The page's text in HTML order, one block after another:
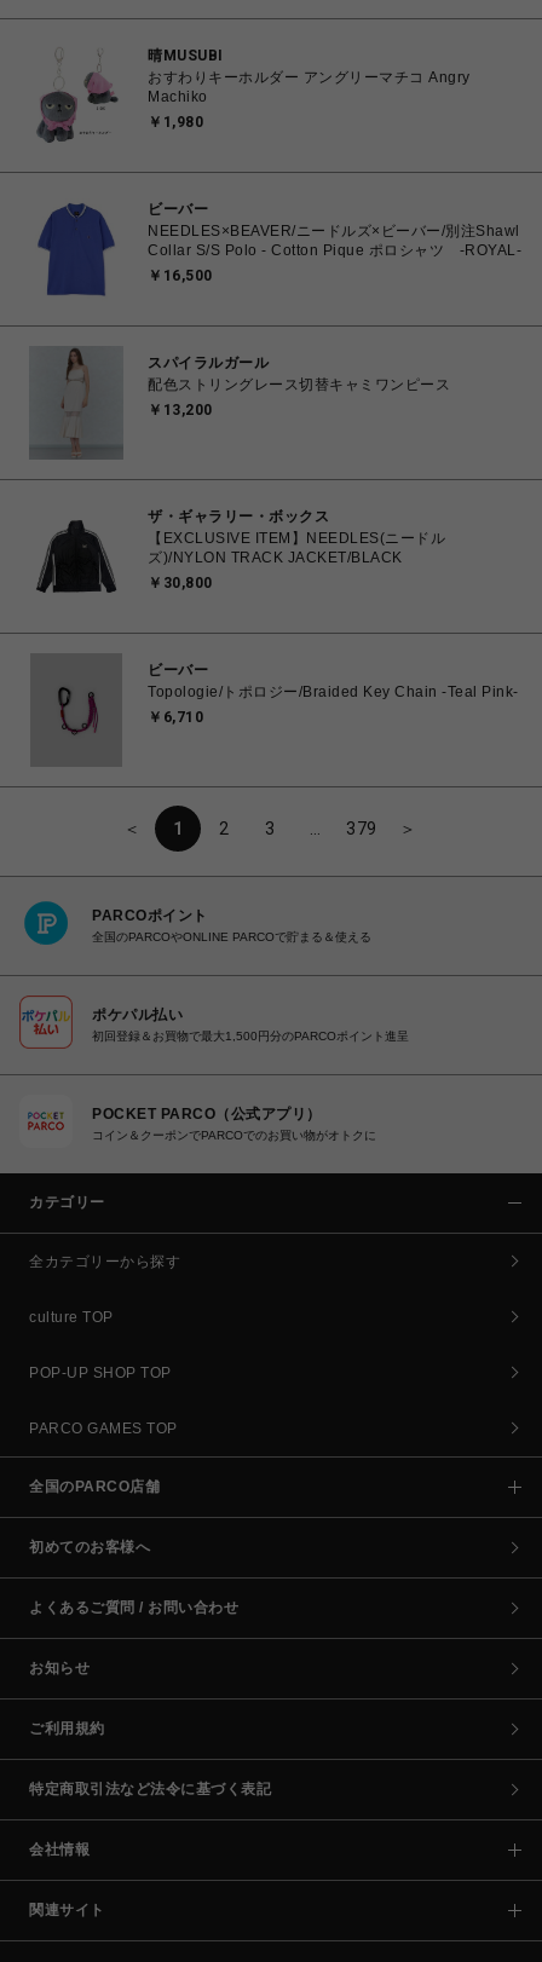
晴MUSUBI
おすわりキーホルダー アングリーマチコ Angry
Machiko
￥1,980
ビーバー
NEEDLES×BEAVER/ニードルズ×ビーバー/別注Shawl
Collar S/S Polo - Cotton Pique ポロシャツ -ROYAL-
￥16,500
スパイラルガール
配色ストリングレース切替キャミワンピース
￥13,200
ザ・ギャラリー・ボックス
【EXCLUSIVE ITEM】NEEDLES(ニードル
ズ)/NYLON TRACK JACKET/BLACK
￥30,800
ビーバー
Topologie/トポロジー/Braided Key Chain -Teal Pink-
￥6,710
＜ 1 2 3 379 ＞
PARCOポイント
全国のPARCOやONLINE PARCOで貯まる＆使える
ポケパル払い
初回登録＆お買物で最大1,500円分のPARCOポイント進呈
POCKET PARCO（公式アプリ）
コイン＆クーポンでPARCOでのお買い物がオトクに
カテゴリー
全カテゴリーから探す
culture TOP
POP-UP SHOP TOP
PARCO GAMES TOP
全国のPARCO店舗
初めてのお客様へ
よくあるご質問 / お問い合わせ
お知らせ
ご利用規約
特定商取引法など法令に基づく表記
会社情報
関連サイト